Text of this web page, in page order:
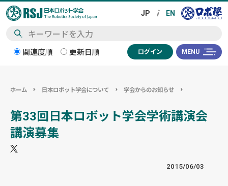
関連度順 更新日順 ログイン MENU
ホーム 日本ロボット学会について 学会からのお知らせ
第33回日本ロボット学会学術講演会
講演募集
2015/06/03